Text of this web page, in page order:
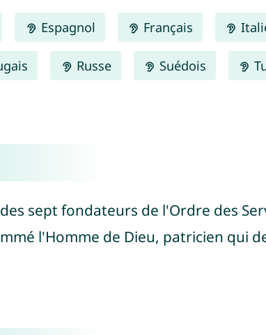
Espagnol Français
Russe Suédois
sept fondateurs de l'Ordre des
l'Homme de Dieu, patricien qui